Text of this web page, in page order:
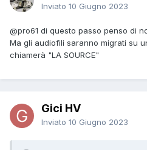
Inviato 10 Giugno 2023
@pro61 di questo passo penso di
Ma gli audiofili saranno migrati su
chiamerà "LA SOURCE"
Gici HV
Inviato 10 Giugno 2023